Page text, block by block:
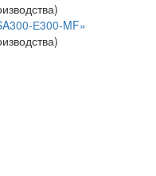
Е300-MF»